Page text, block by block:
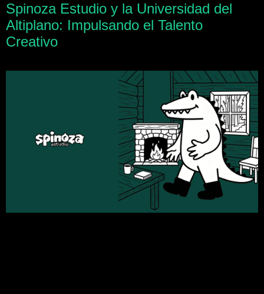
Spinoza Estudio y la Universidad del
Altiplano: Impulsando el Talento
Creativo